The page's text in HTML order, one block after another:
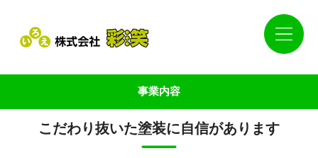
事業内容
こだわり抜いた塗装に自信があります